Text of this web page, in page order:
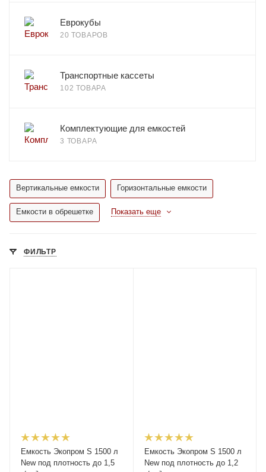
Еврокубы
20 ТОВАРОВ
Транспортные кассеты
102 ТОВАРА
Комплектующие для емкостей
3 ТОВАРА
Вертикальные емкости Горизонтальные емкости
Емкости в обрешетке Показать еще
ФИЛЬТР
Емкость Экопром S 1500 л
New под плотность до 1,5
Емкость Экопром S 1500 л
New под плотность до 1,2